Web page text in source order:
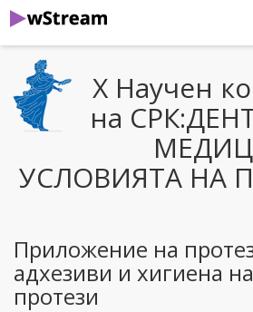
Х Научен
на
УСЛОВИЯТА НА
Приложение на
адхезиви и хигиена
протези